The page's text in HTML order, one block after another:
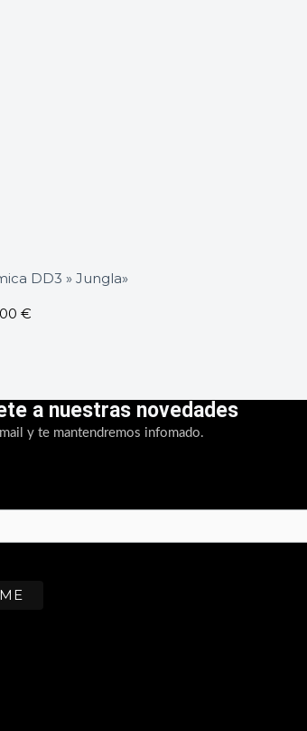
DD3 » Jungla»
€
a nuestras novedades
y te mantendremos infomado.